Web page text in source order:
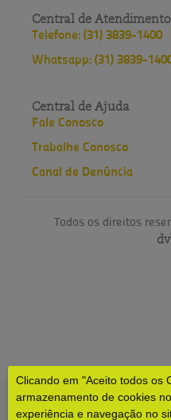
Clicando em "Aceito todos os
armazenamento de cookies
experiência e navegação no
Central de Atendimento
Telefone: (31) 3839-1400
Whatsapp: (31) 3839-
Central de Ajuda
Fale Conosco
Trabalhe Conosco
Canal de Denúncia
Todos os direitos